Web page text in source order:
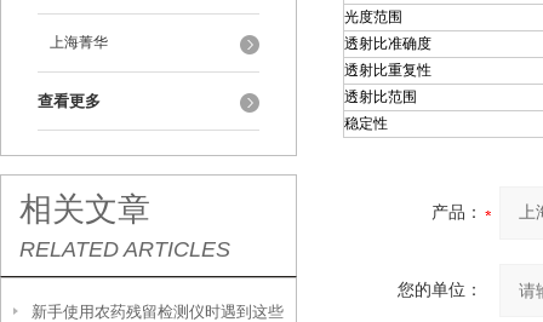
上海菁华
查看更多
相关文章
RELATED ARTICLES
新手使用农药残留检测仪时遇到这些
光度范围
透射比准确度
透射比重复性
透射比范围
稳定性
产品：
您的单位：